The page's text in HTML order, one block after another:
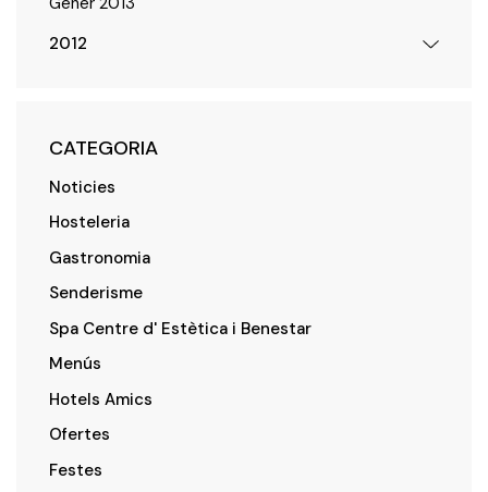
2012
CATEGORIA
Noticies
Hosteleria
Gastronomia
Senderisme
Spa Centre d' Estètica i Benestar
Menús
Hotels Amics
Ofertes
Festes